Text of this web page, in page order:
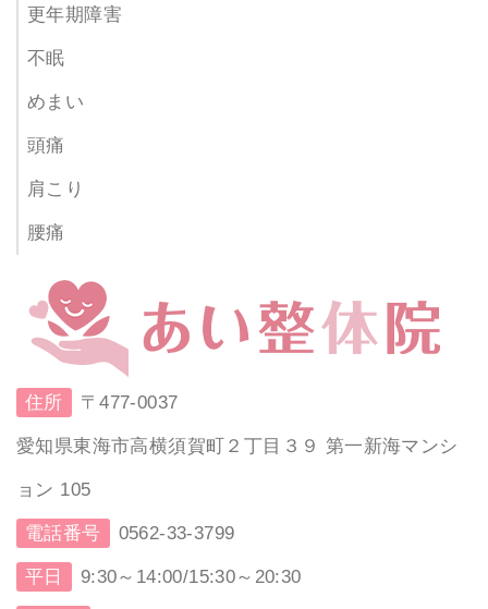
更年期障害
不眠
めまい
頭痛
肩こり
腰痛
住所 〒477-0037
愛知県東海市高横須賀町２丁目３９ 第一新海マンシ
ョン 105
電話番号 0562-33-3799
平日 9:30～14:00/15:30～20:30